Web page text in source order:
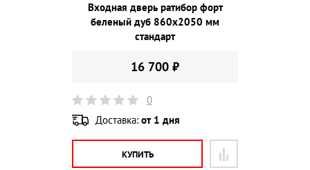
Входная дверь ратибор форт
беленый дуб 860х2050 мм
стандарт
16 700 ₽
0
Доставка: от 1 дня
КУПИТЬ